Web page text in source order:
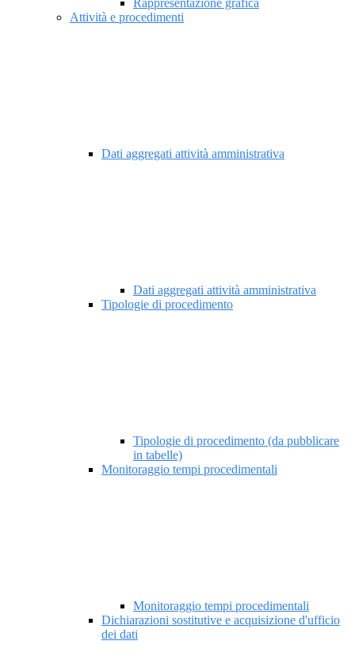
Rappresentazione grafica
Attività e procedimenti
Dati aggregati attività amministrativa
Dati aggregati attività amministrativa
Tipologie di procedimento
Tipologie di procedimento (da pubblicare
in tabelle)
Monitoraggio tempi procedimentali
Monitoraggio tempi procedimentali
Dichiarazioni sostitutive e acquisizione d'ufficio
dei dati